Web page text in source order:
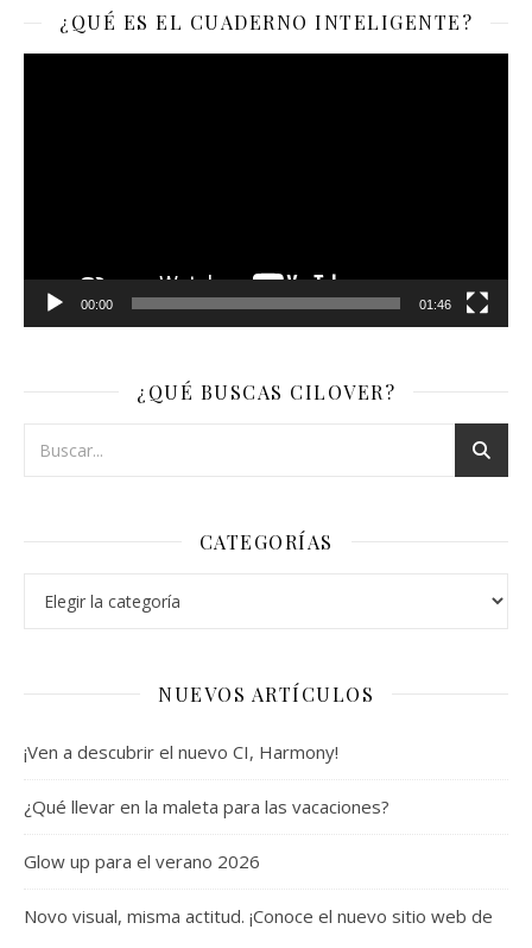
¿QUÉ ES EL CUADERNO INTELIGENTE?
00:00 01:46
¿QUÉ BUSCAS CILOVER?
CATEGORÍAS
NUEVOS ARTÍCULOS
¡Ven a descubrir el nuevo CI, Harmony!
¿Qué llevar en la maleta para las vacaciones?
Glow up para el verano 2026
Novo visual, misma actitud. ¡Conoce el nuevo sitio web de